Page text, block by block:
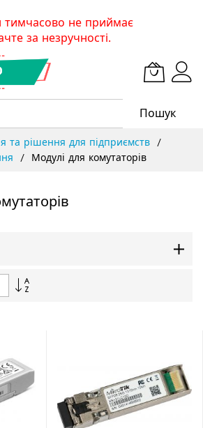
тимчасово не приймає
за незручності.
Пошук
та рішення для підприємств
Модулі для комутаторів
Сортувати